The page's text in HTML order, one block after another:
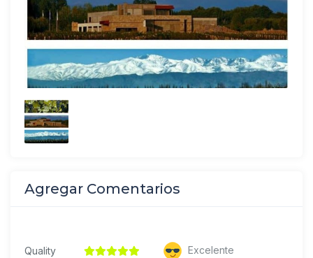
Agregar Comentarios
Quality
Excelente